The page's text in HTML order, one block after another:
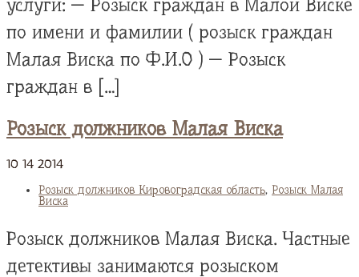
услуги: — Розыск граждан в Малой Виске
по имени и фамилии ( розыск граждан
Малая Виска по Ф.И.О ) — Розыск
граждан в […]
Розыск должников Малая Виска
10 14 2014
Розыск должников Кировоградская область, Розыск Малая
Виска
Розыск должников Малая Виска. Частные
детективы занимаются розыском